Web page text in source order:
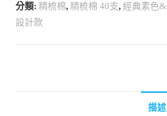
分類:精梳棉,精梳棉 40支,經典素色
設計款
描述